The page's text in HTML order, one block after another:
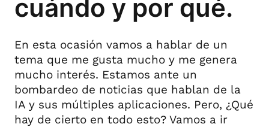
cuándo y por qué.
En esta ocasión vamos a hablar de un
tema que me gusta mucho y me genera
mucho interés. Estamos ante un
bombardeo de noticias que hablan de la
IA y sus múltiples aplicaciones. Pero, ¿Qué
hay de cierto en todo esto? Vamos a ir